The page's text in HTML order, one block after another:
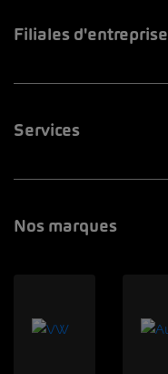
Filiales d'entreprise
Services
Nos marques